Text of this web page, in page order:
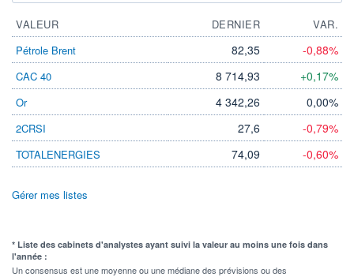
VALEUR DERNIER
VAR.
Pétrole Brent
82,35 -0,88%
CAC 40 8 714,93 +0,17%
Or 4 342,26 0,00%
2CRSI 27,6 -0,79%
TOTALENERGIES 74,09 -0,60%
Gérer mes listes
* Liste des cabinets d'analystes ayant suivi la valeur au moins une fois dans
l'année :
Un consensus est une moyenne ou une médiane des prévisions ou des